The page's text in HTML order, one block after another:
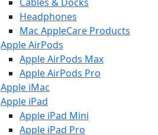
Headphones
Mac AppleCare Products
Apple AirPods
Apple AirPods Max
Apple AirPods Pro
Apple iMac
Apple iPad
Apple iPad Mini
Apple iPad Pro